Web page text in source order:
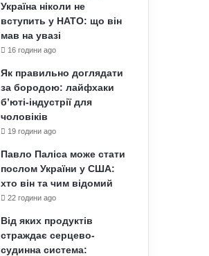
Україна ніколи не
вступить у НАТО: що він
мав на увазі
16 години ago
Як правильно доглядати
за бородою: лайфхаки
б’юті-індустрії для
чоловіків
19 години ago
Павло Паліса може стати
послом України у США:
хто він та чим відомий
22 години ago
Від яких продуктів
страждає серцево-
судинна система: